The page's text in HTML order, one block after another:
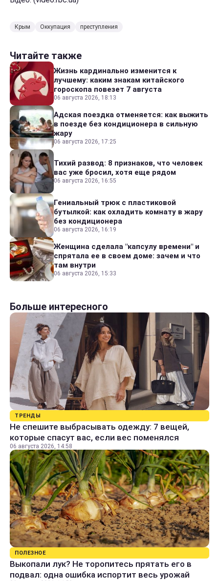
Крым Оккупация преступления
Читайте также
Жизнь кардинально изменится к
лучшему: каким знакам китайского
гороскопа повезет 7 августа
06 августа 2026, 18:13
Адская поездка отменяется: как выжить
в поезде без кондиционера в сильную
жару
06 августа 2026, 17:25
Тихий развод: 8 признаков, что человек
вас уже бросил, хотя еще рядом
06 августа 2026, 16:55
Гениальный трюк с пластиковой
бутылкой: как охладить комнату в жару
без кондиционера
06 августа 2026, 16:19
Женщина сделала "капсулу времени" и
спрятала ее в своем доме: зачем и что
там внутри
06 августа 2026, 15:33
Больше интересного
ТРЕНДЫ
Не спешите выбрасывать одежду: 7 вещей,
которые спасут вас, если вес поменялся
06 августа 2026, 14:58
ПОЛЕЗНОЕ
Выкопали лук? Не торопитесь прятать его в
подвал: одна ошибка испортит весь урожай